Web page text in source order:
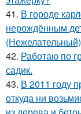
41. В городе
нерождённым
42. Работаю по
садик.
43. В 2011 году
откуда ни